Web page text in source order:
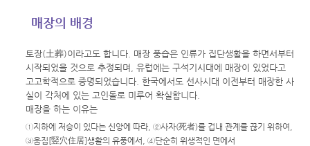
매장의 배경
토장(土葬)이라고도 합니다. 매장 풍습은 인류가 집단생활을 하면서부터
시작되었을 것으로 추정되며, 유럽에는 구석기시대에 매장이 있었다고
고고학적으로 증명되었습니다. 한국에서도 선사시대 이전부터 매장한 사
실이 각처에 있는 고인돌로 미루어 확실합니다.
매장을 하는 이유는
①지하에 저승이 있다는 신앙에 따라, ②사자(死者)를 겁내 관계를 끊기 위하여,
③움집[竪穴住居]생활의 유풍에서, ④단순히 위생적인 면에서